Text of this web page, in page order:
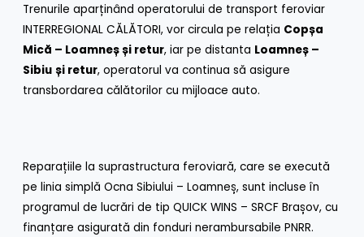
Trenurile aparținând operatorului de transport feroviar
INTERREGIONAL CĂLĂTORI, vor circula pe relația Copșa
Mică – Loamneș și retur, iar pe distanta Loamneș –
Sibiu și retur, operatorul va continua să asigure
transbordarea călătorilor cu mijloace auto.
Reparațiile la suprastructura feroviară, care se execută
pe linia simplă Ocna Sibiului – Loamneș, sunt incluse în
programul de lucrări de tip QUICK WINS – SRCF Brașov, cu
finanțare asigurată din fonduri nerambursabile PNRR.